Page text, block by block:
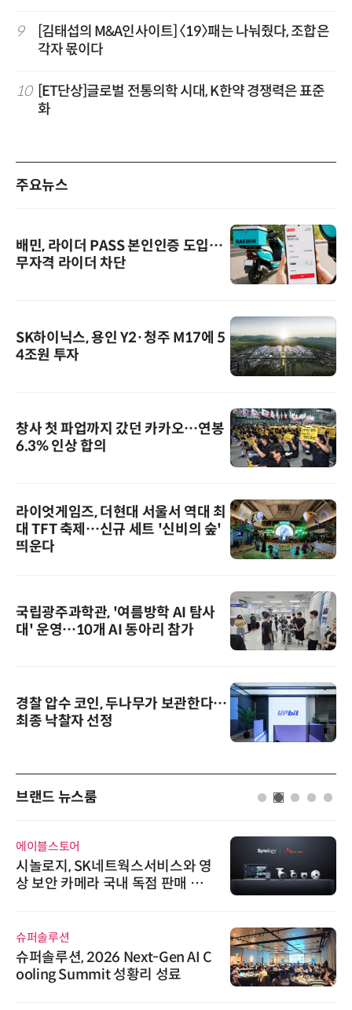
9
[김태섭의 M&A인사이트] 〈19〉패는 나눠줬다, 조합은
각자 몫이다
10
[ET단상]글로벌 전통의학 시대, K한약 경쟁력은 표준
화
주요뉴스
배민, 라이더 PASS 본인인증 도입…
무자격 라이더 차단
SK하이닉스, 용인 Y2·청주 M17에 5
4조원 투자
창사 첫 파업까지 갔던 카카오…연봉
6.3% 인상 합의
라이엇게임즈, 더현대 서울서 역대 최
대 TFT 축제…신규 세트 '신비의 숲'
띄운다
국립광주과학관, '여름방학 AI 탐사
대' 운영…10개 AI 동아리 참가
경찰 압수 코인, 두나무가 보관한다…
최종 낙찰자 선정
브랜드 뉴스룸
에이블스토어
시놀로지, SK네트웍스서비스와 영
상 보안 카메라 국내 독점 판매 파
슈퍼솔루션
슈퍼솔루션, 2026 Next-Gen AI C
ooling Summit 성황리 성료